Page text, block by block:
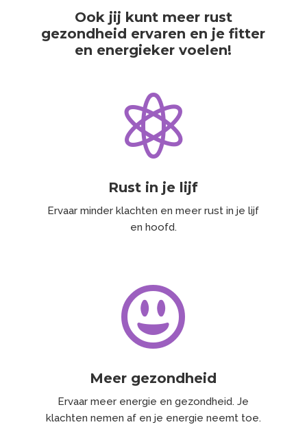
Ook jij kunt meer rust
gezondheid ervaren en je fitter
en energieker voelen!

Rust in je lijf
Ervaar minder klachten en meer rust in je lijf
en hoofd.

Meer gezondheid
Ervaar meer energie en gezondheid. Je
klachten nemen af en je energie neemt toe.